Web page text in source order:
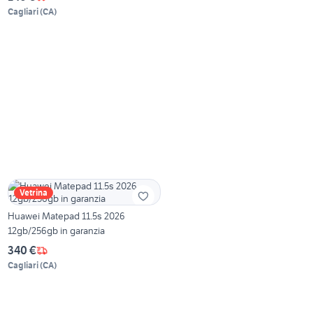
Cagliari(CA)
Vetrina
Huawei Matepad 11.5s 2026
12gb/256gb in garanzia
340 €
Cagliari(CA)